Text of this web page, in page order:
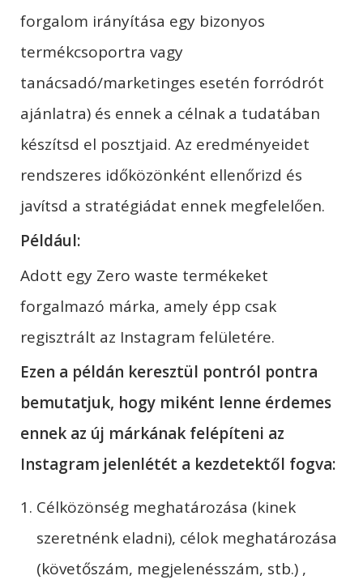
forgalom irányítása egy bizonyos
termékcsoportra vagy
tanácsadó/marketinges esetén forródrót
ajánlatra) és ennek a célnak a tudatában
készítsd el posztjaid. Az eredményeidet
rendszeres időközönként ellenőrizd és
javítsd a stratégiádat ennek megfelelően.
Például:
Adott egy Zero waste termékeket
forgalmazó márka, amely épp csak
regisztrált az Instagram felületére.
Ezen a példán keresztül pontról pontra
bemutatjuk, hogy miként lenne érdemes
ennek az új márkának felépíteni az
Instagram jelenlétét a kezdetektől fogva:
Célközönség meghatározása (kinek
szeretnénk eladni), célok meghatározása
(követőszám, megjelenésszám, stb.) ,